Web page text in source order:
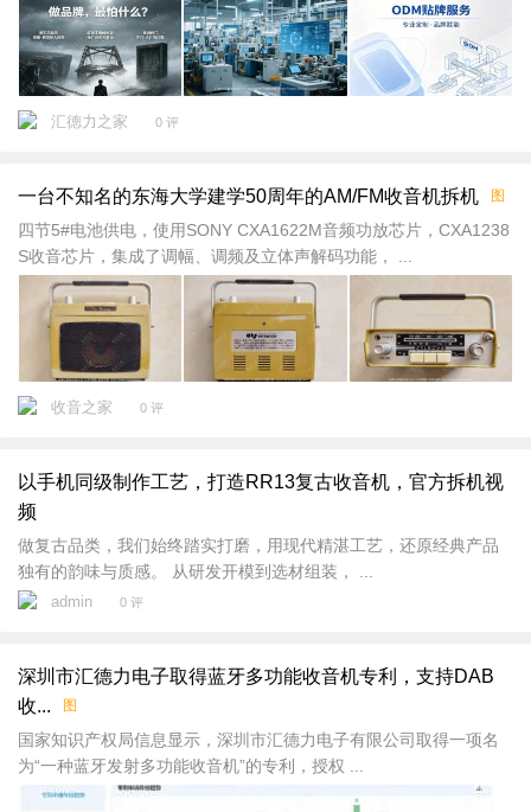
汇德力之家 0 评
一台不知名的东海大学建学50周年的AM/FM收音机拆机 图
四节5#电池供电，使用SONY CXA1622M音频功放芯片，CXA1238
S收音芯片，集成了调幅、调频及立体声解码功能， ...
收音之家 0 评
以手机同级制作工艺，打造RR13复古收音机，官方拆机视
频
做复古品类，我们始终踏实打磨，用现代精湛工艺，还原经典产品
独有的韵味与质感。 从研发开模到选材组装， ...
admin 0 评
深圳市汇德力电子取得蓝牙多功能收音机专利，支持DAB
收...
图
国家知识产权局信息显示，深圳市汇德力电子有限公司取得一项名
为“一种蓝牙发射多功能收音机”的专利，授权 ...